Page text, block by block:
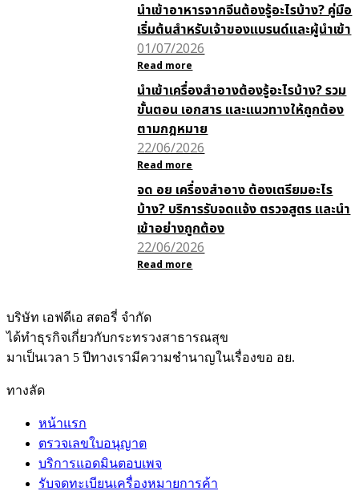
นำเข้าอาหารจากจีนต้องรู้อะไรบ้าง? คู่มือ
เริ่มต้นสำหรับเจ้าของแบรนด์และผู้นำเข้า
01/07/2026
Read more
นำเข้าเครื่องสำอางต้องรู้อะไรบ้าง? รวม
ขั้นตอน เอกสาร และแนวทางให้ถูกต้อง
ตามกฎหมาย
22/06/2026
Read more
จด อย เครื่องสำอาง ต้องเตรียมอะไร
บ้าง? บริการรับจดแจ้ง ตรวจสูตร และนำ
เข้าอย่างถูกต้อง
22/06/2026
Read more
บริษัท เอฟดีเอ สตอรี่ จำกัด
ได้ทำธุรกิจเกี่ยวกับกระทรวงสาธารณสุข
มาเป็นเวลา 5 ปีทางเรามีความชำนาญในเรื่องขอ อย.
ทางลัด
หน้าแรก
ตรวจเลขใบอนุญาต
บริการแอดมินตอบเพจ
รับจดทะเบียนเครื่องหมายการค้า